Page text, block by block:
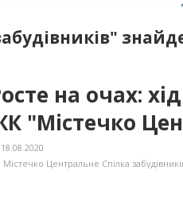
на очах:
"Містечко
18.08.2020
Містечко Центральне Спілка